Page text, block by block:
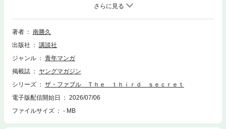
ァブルを狙い、水面下で蠢く殺し屋“ハサミの兄弟”。鮫剣組のバックであ
った彼らは“あの公園での夜”に参戦した元アリの軍団たちと次々に接触を
図り、その身柄を匿うとともにファブルに関する情報を集めていた。ミサ
キの同人ＡＶを流出させた張本人である“ピンクのカエル”こと井土も、元
アキラの周辺も次第にキナ臭くなっていくのだが‥‥！？
著者
南勝久
出版社
講談社
ジャンル
青年マンガ
掲載誌
ヤングマガジン
シリーズ
ザ・ファブル Ｔｈｅ ｔｈｉｒｄ ｓｅｃｒｅｔ
電子版配信開始日
2026/07/06
ファイルサイズ
- MB